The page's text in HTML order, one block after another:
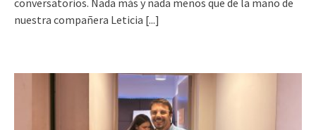
conversatorios. Nada más y nada menos que de la mano de
nuestra compañera Leticia [...]